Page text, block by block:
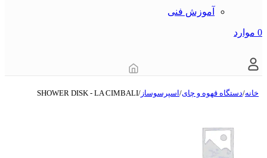
آموزش فنی
0 موارد
خانه/دستگاه قهوه و چای/اسپرسوساز /
SHOWER DISK - LA CIMBALI